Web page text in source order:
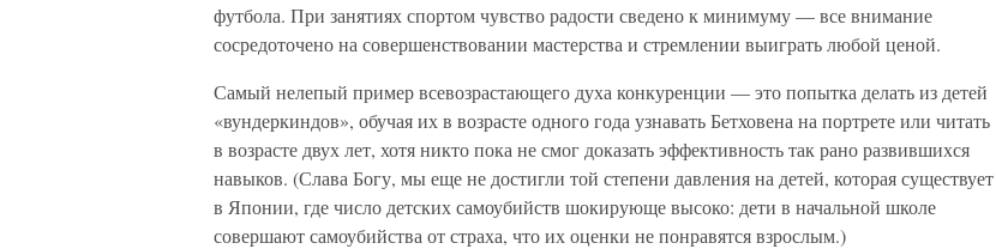
футбола. При занятиях спортом чувство радости сведено к минимуму — все внимание
сосредоточено на совершенствовании мастерства и стремлении выиграть любой ценой.
Самый нелепый пример всевозрастающего духа конкуренции — это попытка делать из детей
«вундеркиндов», обучая их в возрасте одного года узнавать Бетховена на портрете или читать
в возрасте двух лет, хотя никто пока не смог доказать эффективность так рано развившихся
навыков. (Слава Богу, мы еще не достигли той степени давления на детей, которая существует
в Японии, где число детских самоубийств шокирующе высоко: дети в начальной школе
совершают самоубийства от страха, что их оценки не понравятся взрослым.)